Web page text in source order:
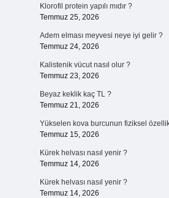
Klorofil protein yapılı mıdır ?
Temmuz 25, 2026
Adem elması meyvesi neye iyi gelir ?
Temmuz 24, 2026
Kalistenik vücut nasıl olur ?
Temmuz 23, 2026
Beyaz keklik kaç TL ?
Temmuz 21, 2026
Yükselen kova burcunun fiziksel
Temmuz 15, 2026
Kürek helvası nasıl yenir ?
Temmuz 14, 2026
Kürek helvası nasıl yenir ?
Temmuz 14, 2026